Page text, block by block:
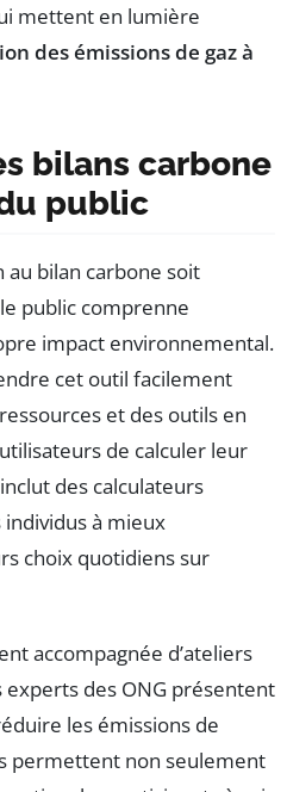
mettent en lumière
des émissions de gaz à
bilans carbone
public
au bilan carbone soit
public comprenne
impact environnemental.
cet outil facilement
et des outils en
de calculer leur
des calculateurs
individus à mieux
choix quotidiens sur
accompagnée d’ateliers
experts des ONG présentent
les émissions de
permettent non seulement